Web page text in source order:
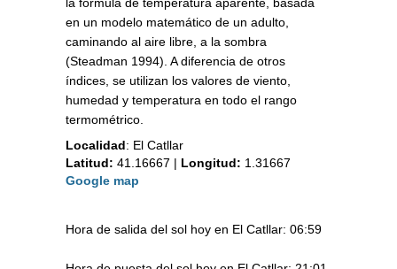
la fórmula de temperatura aparente, basada
en un modelo matemático de un adulto,
caminando al aire libre, a la sombra
(Steadman 1994). A diferencia de otros
índices, se utilizan los valores de viento,
humedad y temperatura en todo el rango
termométrico.
Localidad: El Catllar
Latitud: 41.16667 | Longitud: 1.31667
Google map
Hora de salida del sol hoy en El Catllar: 06:59